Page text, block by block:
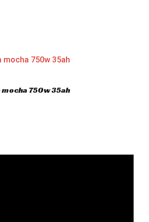
750w 35ah